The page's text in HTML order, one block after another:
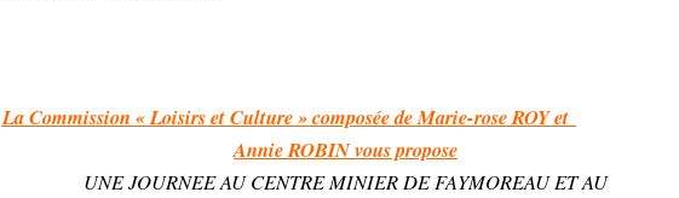
La Commission « Loisirs et Culture » composée de Marie-rose ROY et
Annie ROBIN vous propose
UNE JOURNEE AU CENTRE MINIER DE FAYMOREAU ET AU